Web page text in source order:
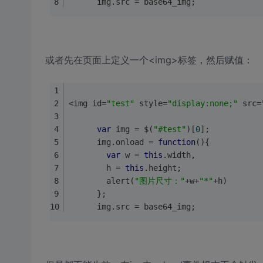
或者先在页面上定义一个<img>标签，然后赋值：
<img id="test" style="display:none;" src=
var img = $( "#test" )[0];
      img.onload =
function( ){
var w = this .width,
        h =
this .height;
        alert(
"图片尺寸："+w+"*"+h)
      };
      img.src = base64_img;